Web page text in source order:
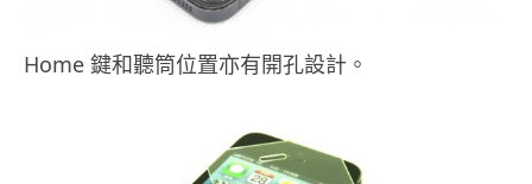
Home 鍵和聽筒位置亦有開孔設計。